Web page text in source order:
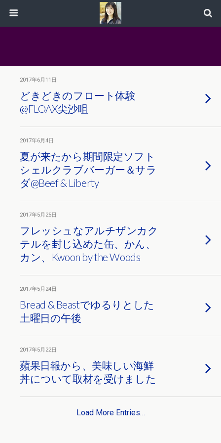
2017年6月11日
どきどきのフロート体験
@FLOAX尖沙咀
2017年6月4日
夏が来たから期間限定ソフト
シェルクラブバーガー＆サラ
ダ@Beef & Liberty
2017年5月25日
フレッシュなアルチザンカク
テルを封じ込めた缶、かん、
カン、Kwoon by the Woods
2017年5月24日
Bread & Beastでゆるりとした
土曜日の午後
2017年5月22日
蘋果日報から、美味しい海鮮
丼について取材を受けました
Load More Entries…